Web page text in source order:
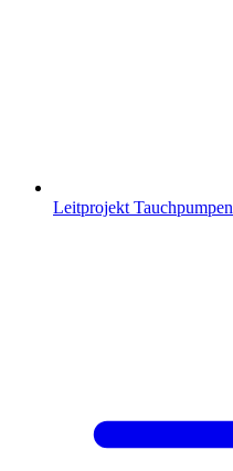
Leitprojekt Tauchpumpen